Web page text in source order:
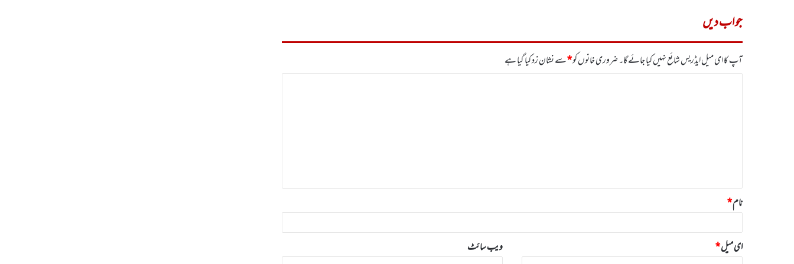
جواب دیں
آپ کا ای میل ایڈریس شائع نہیں کیا جائے گا۔ضروری خانوں کو*سے نشان زد کیا گیا ہے
نام*
ای میل* ویب‌ سائٹ